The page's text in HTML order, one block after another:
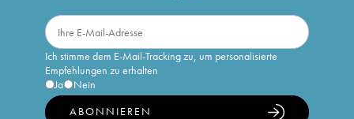
Ich stimme dem E-Mail-Tracking zu, um personalisierte
Empfehlungen zu erhalten
Ja
Nein
ABONNIEREN